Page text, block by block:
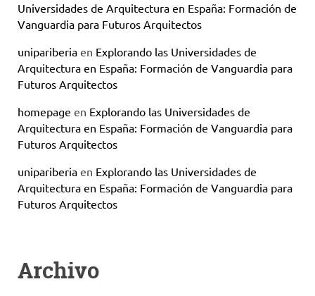
Universidades de Arquitectura en España: Formación de
Vanguardia para Futuros Arquitectos
unipariberia en Explorando las Universidades de
Arquitectura en España: Formación de Vanguardia para
Futuros Arquitectos
homepage en Explorando las Universidades de
Arquitectura en España: Formación de Vanguardia para
Futuros Arquitectos
unipariberia en Explorando las Universidades de
Arquitectura en España: Formación de Vanguardia para
Futuros Arquitectos
Archivo